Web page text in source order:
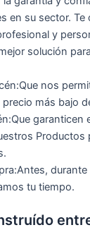
en su sector. Te
y
solución
nos
más bajo
garanticen
Productos
tu tiempo.